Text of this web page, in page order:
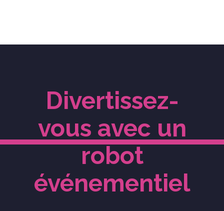
Divertissez-
vous avec un
robot
événementiel